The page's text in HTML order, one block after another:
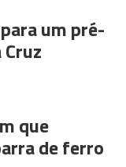
um pré-
que
de ferro